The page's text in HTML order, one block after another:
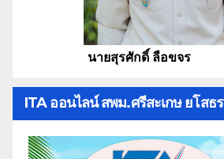
นายสุรศักดิ์ ลือขจร
ITA ออนไลน์ สพม.ศรีสะเกษ ยโสธร